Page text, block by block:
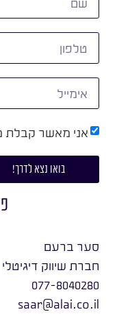
אני מאשר קבלת
בואו נצא לדרך!
סער ברעם
חברת שיווק דיגיטלי
077-8040280
saar@alai.co.il